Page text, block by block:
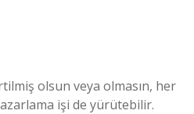
olsun veya olmasın, her
işi de yürütebilir.